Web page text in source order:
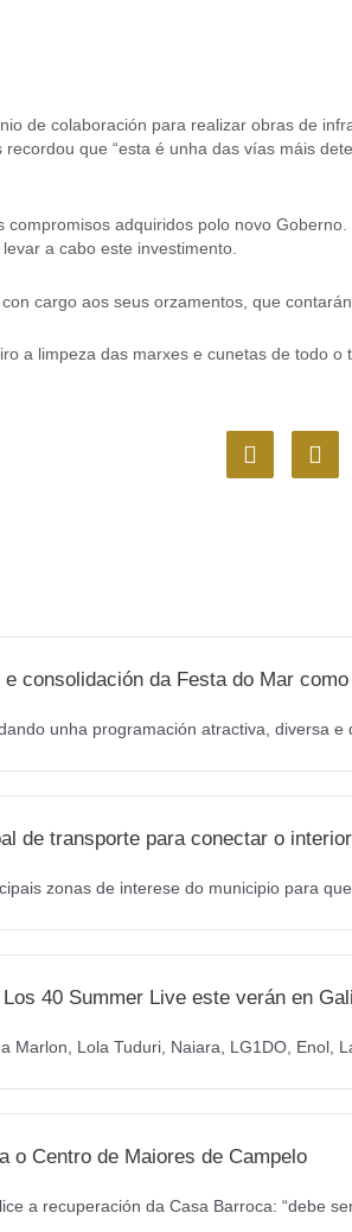
de colaboración para realizar obras de
que “esta é unha das vías máis
adquiridos polo novo
a cabo este investimento.
cargo aos seus orzamentos, que
a limpeza das marxes e cunetas de todo
F
a
I
n
m
consolidación da Festa do Mar
unha programación atractiva, diversa e
de transporte para conectar o
zonas de interese do municipio para
40 Summer Live este verán en
Lola Tuduri, Naiara, LG1DO, Enol,
o Centro de Maiores de Campelo
a recuperación da Casa Barroca: “debe